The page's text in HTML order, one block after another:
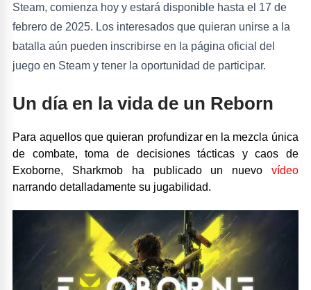
Steam, comienza hoy y estará disponible hasta el 17 de
febrero de 2025. Los interesados que quieran unirse a la
batalla aún pueden inscribirse en la página oficial del
juego en Steam y tener la oportunidad de participar.
Un día en la vida de un Reborn
Para aquellos que quieran profundizar en la mezcla única
de combate, toma de decisiones tácticas y caos de
Exoborne, Sharkmob ha publicado un nuevo vídeo
narrando detalladamente su jugabilidad.